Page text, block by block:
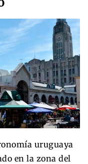
uruguaya
en la zona del